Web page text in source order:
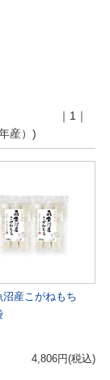
｜1｜
産）)
産こがねもち
4,806円(税込)